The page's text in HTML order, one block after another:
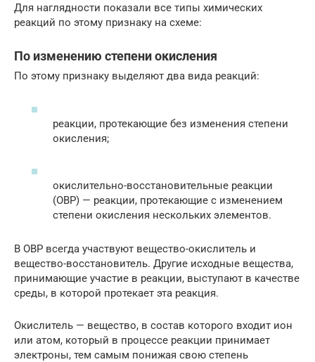
Для наглядности показали все типы химических
реакций по этому признаку на схеме:
По изменению степени окисления
По этому признаку выделяют два вида реакций:
реакции, протекающие без изменения степени
окисления;
окислительно-восстановительные реакции
(ОВР) — реакции, протекающие с изменением
степени окисления нескольких элементов.
В ОВР всегда участвуют вещество-окислитель и
вещество-восстановитель. Другие исходные вещества,
принимающие участие в реакции, выступают в качестве
среды, в которой протекает эта реакция.
Окислитель — вещество, в состав которого входит ион
или атом, который в процессе реакции принимает
электроны, тем самым понижая свою степень